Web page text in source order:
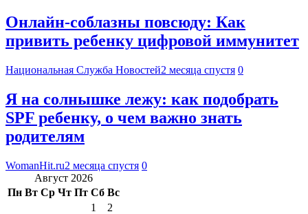
Онлайн-соблазны повсюду: Как
привить ребенку цифровой иммунитет
Национальная Служба Новостей2 месяца спустя 0
Я на солнышке лежу: как подобрать
SPF ребенку, о чем важно знать
родителям
WomanHit.ru2 месяца спустя 0
Август 2026
Пн Вт Ср Чт Пт Сб Вс
1
2